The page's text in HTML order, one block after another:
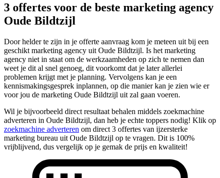
3 offertes voor de beste marketing agency
Oude Bildtzijl
Door helder te zijn in je offerte aanvraag kom je meteen uit bij een
geschikt marketing agency uit Oude Bildtzijl. Is het marketing
agency niet in staat om de werkzaamheden op zich te nemen dan
weet je dit al snel genoeg, dit voorkomt dat je later allerlei
problemen krijgt met je planning. Vervolgens kan je een
kennismakingsgesprek inplannen, op die manier kan je zien wie er
voor jou de marketing Oude Bildtzijl uit zal gaan voeren.
Wil je bijvoorbeeld direct resultaat behalen middels zoekmachine
adverteren in Oude Bildtzijl, dan heb je echte toppers nodig! Klik op
zoekmachine adverteren om direct 3 offertes van ijzersterke
marketing bureau uit Oude Bildtzijl op te vragen. Dit is 100%
vrijblijvend, dus vergelijk op je gemak de prijs en kwaliteit!